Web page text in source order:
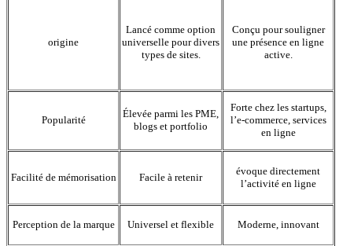
origine
Lancé comme option
universelle pour divers
types de sites.
Conçu pour souligner
une présence en ligne
active.
Popularité
Élevée parmi les PME,
blogs et portfolio
Forte chez les startups,
l’e-commerce, services
en ligne
Facilité de mémorisation Facile à retenir
évoque directement
l’activité en ligne
Perception de la marque Universel et flexible Moderne, innovant